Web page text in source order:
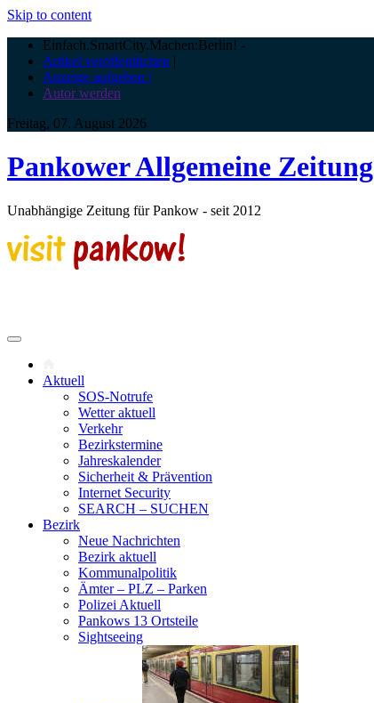
Skip to content
Einfach.SmartCity.Machen:Berlin! -
Artikel veröffentlichen |
Anzeige aufgeben |
Autor werden
Freitag, 07. August 2026
Pankower Allgemeine Zeitung
Unabhängige Zeitung für Pankow - seit 2012
Aktuell
SOS-Notrufe
Wetter aktuell
Verkehr
Bezirkstermine
Jahreskalender
Sicherheit & Prävention
Internet Security
SEARCH – SUCHEN
Bezirk
Neue Nachrichten
Bezirk aktuell
Kommunalpolitik
Ämter – PLZ – Parken
Polizei Aktuell
Pankows 13 Ortsteile
Sightseeing